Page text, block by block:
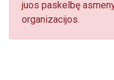
juos paskelbę
organizacijos.